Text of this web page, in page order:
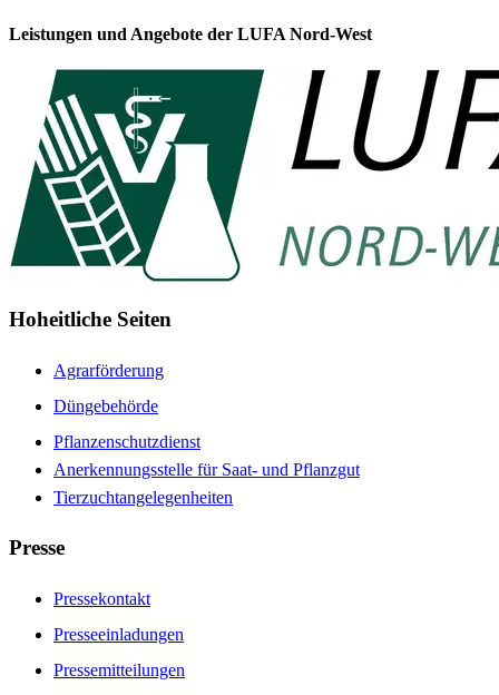
Leistungen und Angebote der LUFA Nord-West
Hoheitliche Seiten
Agrarförderung
Düngebehörde
Pflanzenschutzdienst
Anerkennungsstelle für Saat- und Pflanzgut
Tierzuchtangelegenheiten
Presse
Pressekontakt
Presseeinladungen
Pressemitteilungen